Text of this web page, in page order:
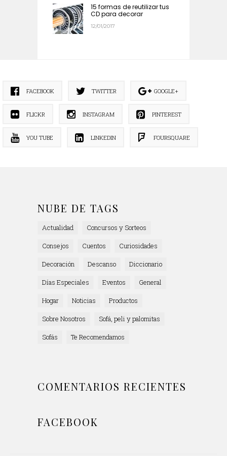
15 formas de reutilizar tus
CD para decorar
12/01/2017
FACEBOOK TWITTER GOOGLE+
FLICKR INSTAGRAM PINTEREST
YOU TUBE LINKEDIN FOURSQUARE
NUBE DE TAGS
Actualidad
Concursos y Sorteos
Consejos
Cuentos
Curiosidades
Decoración
Descanso
Diccionario
Días Especiales
Eventos
General
Hogar
Noticias
Productos
Sobre Nosotros
Sofá, peli y palomitas
Sofás
Te Recomendamos
COMENTARIOS RECIENTES
FACEBOOK